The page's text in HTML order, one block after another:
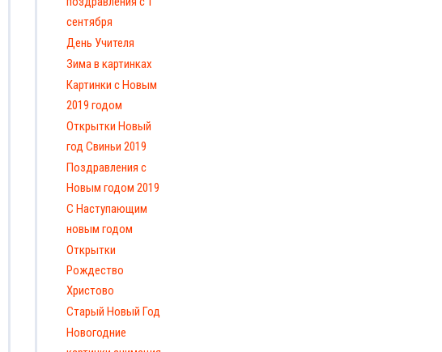
сентября
День Учителя
Зима в картинках
Картинки с Новым
2019 годом
Открытки Новый
год Свиньи 2019
Поздравления с
Новым годом 2019
С Наступающим
новым годом
Открытки
Рождество
Христово
Старый Новый Год
Новогодние